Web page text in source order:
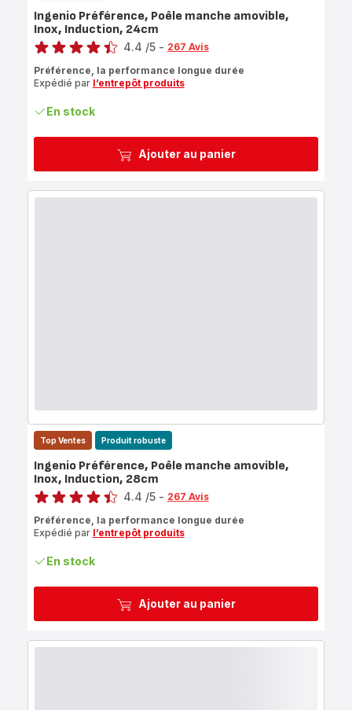
Ajouter au panier
Ingenio Préférence, Poêle manche amovible,
Inox, Induction, 24cm
Note
4.4 /5 - 267 Avis
Préférence, la performance longue durée
Expédié par l’entrepôt produits
En stock
Ajouter au panier
Top Ventes Produit robuste
Ingenio Préférence, Poêle manche amovible,
Inox, Induction, 28cm
Note
4.4 /5 - 267 Avis
Préférence, la performance longue durée
Expédié par l’entrepôt produits
En stock